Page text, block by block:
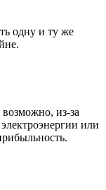
одну и ту же
из-за
или